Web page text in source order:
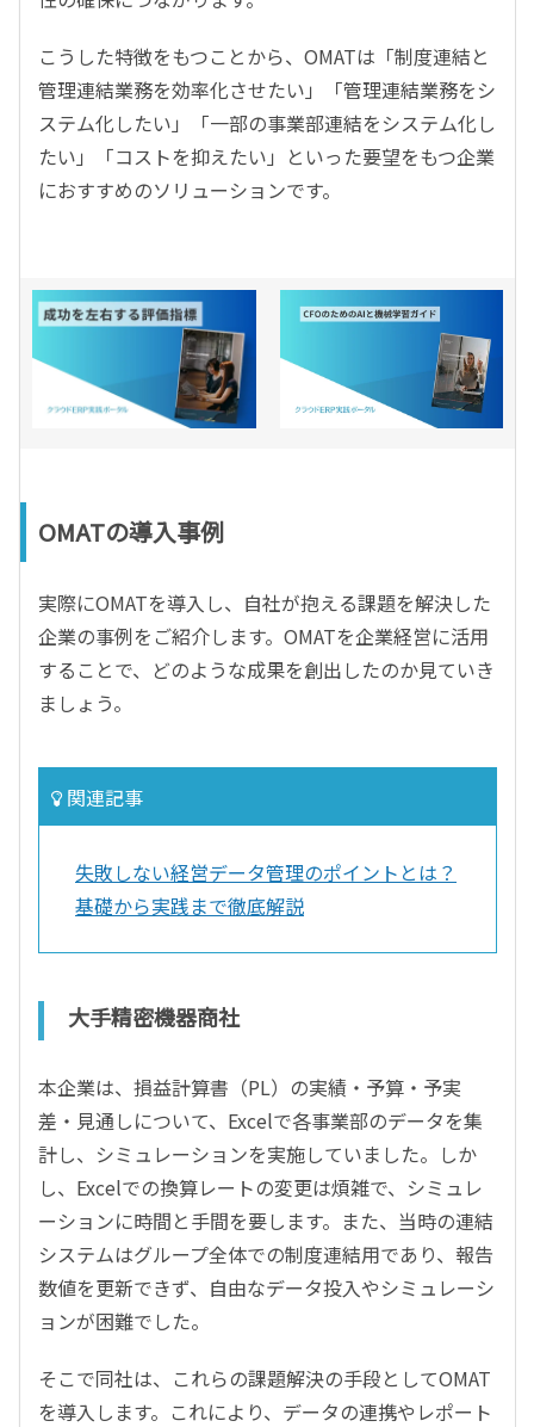
こうした特徴をもつことから、OMATは「制度連結と
管理連結業務を効率化させたい」「管理連結業務をシ
ステム化したい」「一部の事業部連結をシステム化し
たい」「コストを抑えたい」といった要望をもつ企業
におすすめのソリューションです。
OMATの導入事例
実際にOMATを導入し、自社が抱える課題を解決した
企業の事例をご紹介します。OMATを企業経営に活用
することで、どのような成果を創出したのか見ていき
ましょう。
関連記事
失敗しない経営データ管理のポイントとは？
基礎から実践まで徹底解説
大手精密機器商社
本企業は、損益計算書（PL）の実績・予算・予実
差・見通しについて、Excelで各事業部のデータを集
計し、シミュレーションを実施していました。しか
し、Excelでの換算レートの変更は煩雑で、シミュレ
ーションに時間と手間を要します。また、当時の連結
システムはグループ全体での制度連結用であり、報告
数値を更新できず、自由なデータ投入やシミュレーシ
ョンが困難でした。
そこで同社は、これらの課題解決の手段としてOMAT
を導入します。これにより、データの連携やレポート